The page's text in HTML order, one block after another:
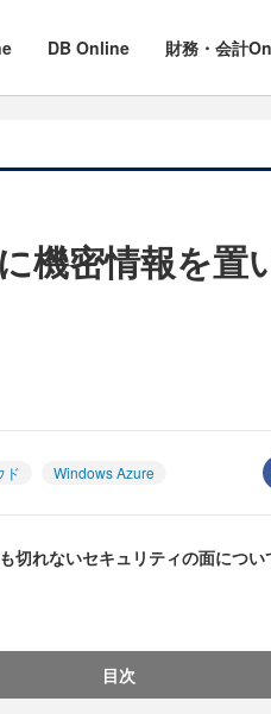
DB Online 財務・会計
機密情報を置
ド Windows Azure
切れないセキュリティの面につ
目次